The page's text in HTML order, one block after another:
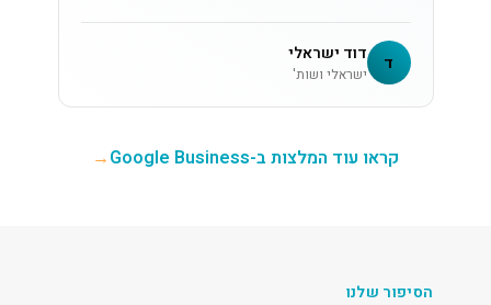
ד דוד ישראלי
ישראלי ושות'
קראו עוד המלצות ב-Google Business →
הסיפור שלנו